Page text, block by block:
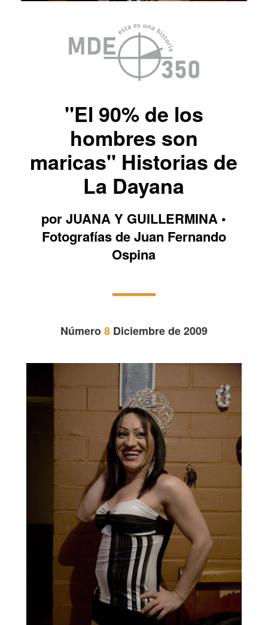
"El 90% de los
hombres son
maricas" Historias de
La Dayana
por JUANA Y GUILLERMINA •
Fotografías de Juan Fernando
Ospina
Número8 Diciembre de 2009